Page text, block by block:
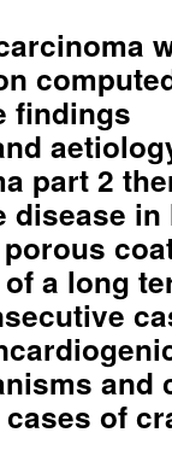
findings
part 2
disease in
a long
and
of